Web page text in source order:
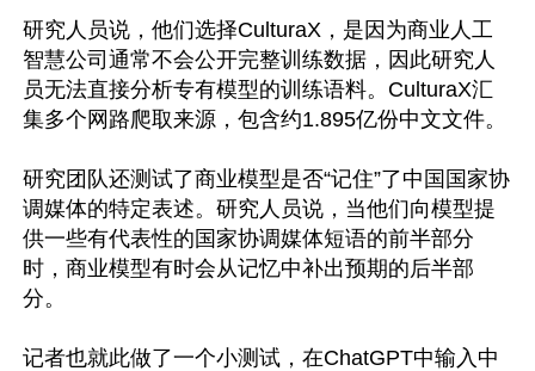
研究人员说，他们选择CulturaX，是因为商业人工
智慧公司通常不会公开完整训练数据，因此研究人
员无法直接分析专有模型的训练语料。CulturaX汇
集多个网路爬取来源，包含约1.895亿份中文文件。
研究团队还测试了商业模型是否“记住”了中国国家协
调媒体的特定表述。研究人员说，当他们向模型提
供一些有代表性的国家协调媒体短语的前半部分
时，商业模型有时会从记忆中补出预期的后半部
分。
记者也就此做了一个小测试，在ChatGPT中输入中